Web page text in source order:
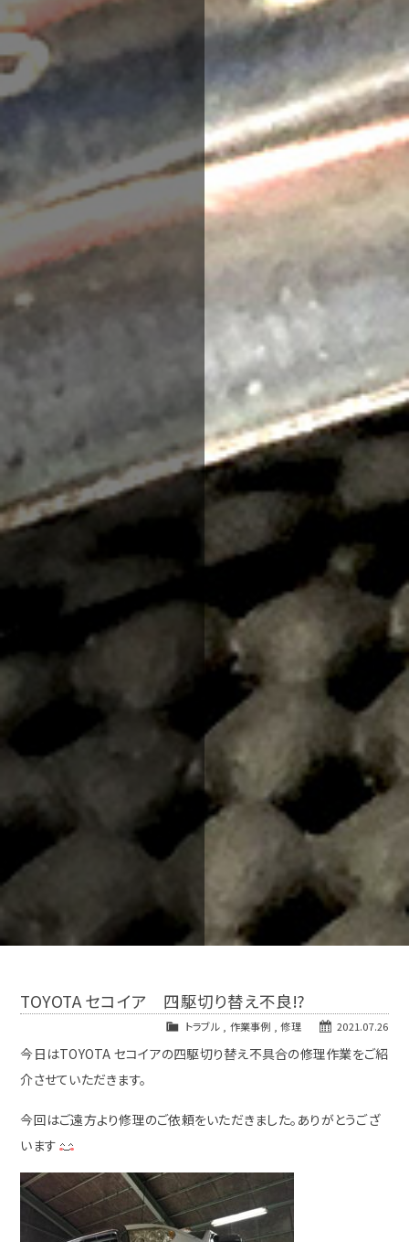
TOYOTA セコイア 四駆切り替え不良⁉
2021.07.26
トラブル, 作業事例 ,修理
今日はTOYOTA セコイアの四駆切り替え不具合の修理作業をご紹
介させていただきます。
今回はご遠方より修理のご依頼をいただきました。ありがとうござ
います